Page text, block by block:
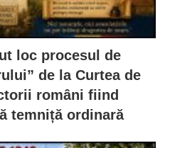
loc procesul de
de la Curtea de
români fiind
temniță ordinară